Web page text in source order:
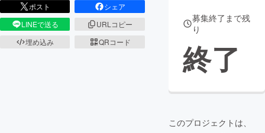
ポスト
シェア
LINEで送る
URLコピー
埋め込み
QRコード
募集終了まで残
り
終了
このプロジェクトは、